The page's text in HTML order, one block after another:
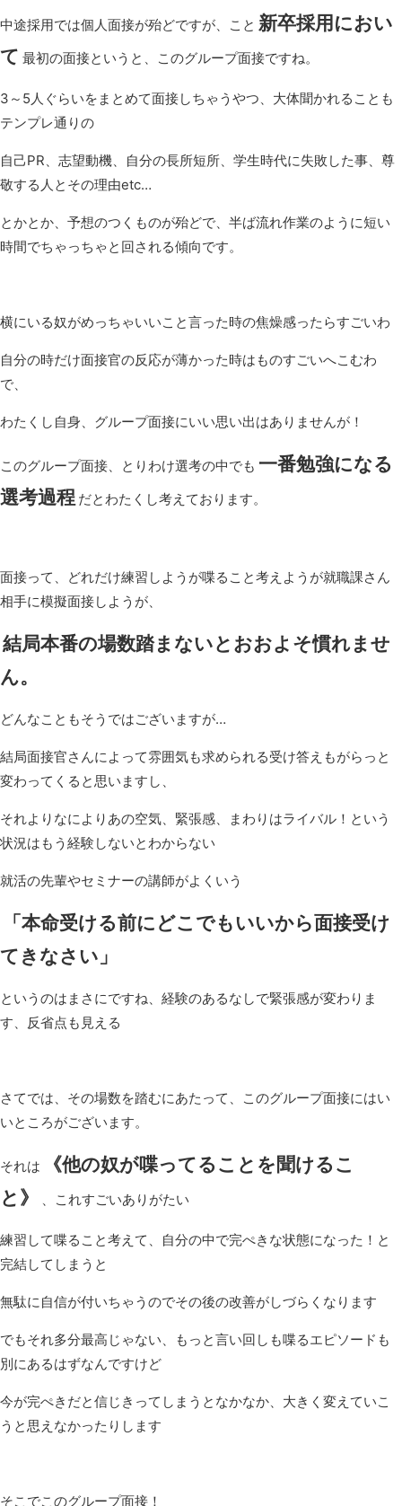
中途採用では個人面接が殆どですが、こと 新卒採用におい
て 最初の面接というと、このグループ面接ですね。
3～5人ぐらいをまとめて面接しちゃうやつ、大体聞かれることも
テンプレ通りの
自己PR、志望動機、自分の長所短所、学生時代に失敗した事、尊
敬する人とその理由etc…
とかとか、予想のつくものが殆どで、半ば流れ作業のように短い
時間でちゃっちゃと回される傾向です。
横にいる奴がめっちゃいいこと言った時の焦燥感ったらすごいわ
自分の時だけ面接官の反応が薄かった時はものすごいへこむわ
で、
わたくし自身、グループ面接にいい思い出はありませんが！
このグループ面接、とりわけ選考の中でも 一番勉強になる
選考過程 だとわたくし考えております。
面接って、どれだけ練習しようが喋ること考えようが就職課さん
相手に模擬面接しようが、
結局本番の場数踏まないとおおよそ慣れませ
ん。
どんなこともそうではございますが…
結局面接官さんによって雰囲気も求められる受け答えもがらっと
変わってくると思いますし、
それよりなによりあの空気、緊張感、まわりはライバル！という
状況はもう経験しないとわからない
就活の先輩やセミナーの講師がよくいう
「本命受ける前にどこでもいいから面接受け
てきなさい」
というのはまさにですね、経験のあるなしで緊張感が変わりま
す、反省点も見える
さてでは、その場数を踏むにあたって、このグループ面接にはい
いところがございます。
それは
《他の奴が喋ってることを聞けるこ
と》
、これすごいありがたい
練習して喋ること考えて、自分の中で完ぺきな状態になった！と
完結してしまうと
無駄に自信が付いちゃうのでその後の改善がしづらくなります
でもそれ多分最高じゃない、もっと言い回しも喋るエピソードも
別にあるはずなんですけど
今が完ぺきだと信じきってしまうとなかなか、大きく変えていこ
うと思えなかったりします
そこでこのグループ面接！